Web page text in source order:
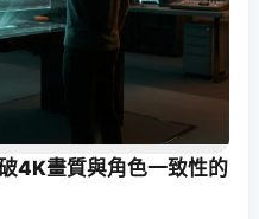
4K畫質與角色一致性的